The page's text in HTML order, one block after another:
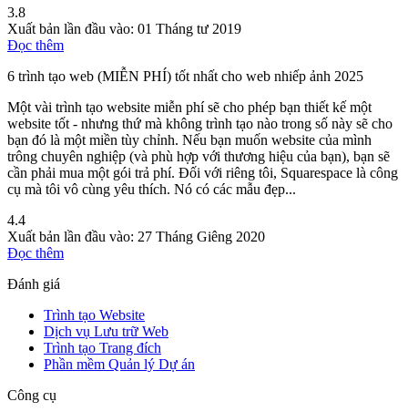
3.8
Xuất bản lần đầu vào: 01 Tháng tư 2019
Đọc thêm
6 trình tạo web (MIỄN PHÍ) tốt nhất cho web nhiếp ảnh 2025
Một vài trình tạo website miễn phí sẽ cho phép bạn thiết kế một
website tốt - nhưng thứ mà không trình tạo nào trong số này sẽ cho
bạn đó là một miền tùy chỉnh. Nếu bạn muốn website của mình
trông chuyên nghiệp (và phù hợp với thương hiệu của bạn), bạn sẽ
cần phải mua một gói trả phí. Đối với riêng tôi, Squarespace là công
cụ mà tôi vô cùng yêu thích. Nó có các mẫu đẹp...
4.4
Xuất bản lần đầu vào: 27 Tháng Giêng 2020
Đọc thêm
Đánh giá
Trình tạo Website
Dịch vụ Lưu trữ Web
Trình tạo Trang đích
Phần mềm Quản lý Dự án
Công cụ